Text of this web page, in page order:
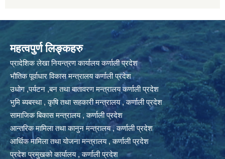
महत्वपुर्ण लिङ्कहरु
प्रादेशिक लेखा नियन्त्रण कार्यालय कर्णाली प्रदेश
भौतिक पूर्वाधार विकास मन्त्रालय कर्णाली प्रदेश
उधोग ,पर्यटन ,बन तथा बातावरण मन्त्रालय कर्णाली प्रदेश
भुमि ब्यबस्था , कृषि तथा सहकारी मन्त्रालय , कर्णाली प्रदेश
सामाजिक बिकास मन्त्रालय , कर्णाली प्रदेश
आन्तरिक मामिला तथा कानुन मन्त्रालय , कर्णाली प्रदेश
आर्थिक मामिला तथा योजना मन्त्रालय , कर्णाली प्रदेश
प्रदेश प्रमुखको कार्यालय , कर्णाली प्रदेश